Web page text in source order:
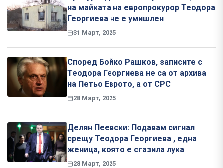
на майката на европрокурор Теодора
Георгиева не е умишлен
31 Март, 2025
Според Бойко Рашков, записите с
Теодора Георгиева не са от архива
на Петьо Еврото, а от СРС
28 Март, 2025
Делян Пеевски: Подавам сигнал
срещу Теодора Георгиева , една
женица, която е сгазила лука
28 Март, 2025